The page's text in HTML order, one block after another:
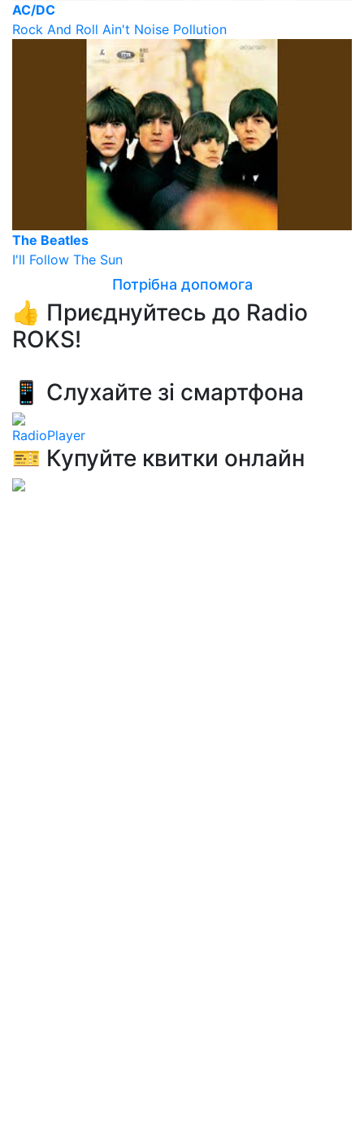
AC/DC
Rock And Roll Ain't Noise Pollution
The Beatles
I'll Follow The Sun
Потрібна допомога
👍 Приєднуйтесь до Radio
ROKS!
📱 Слухайте зі смартфона
RadioPlayer
🎫 Купуйте квитки онлайн